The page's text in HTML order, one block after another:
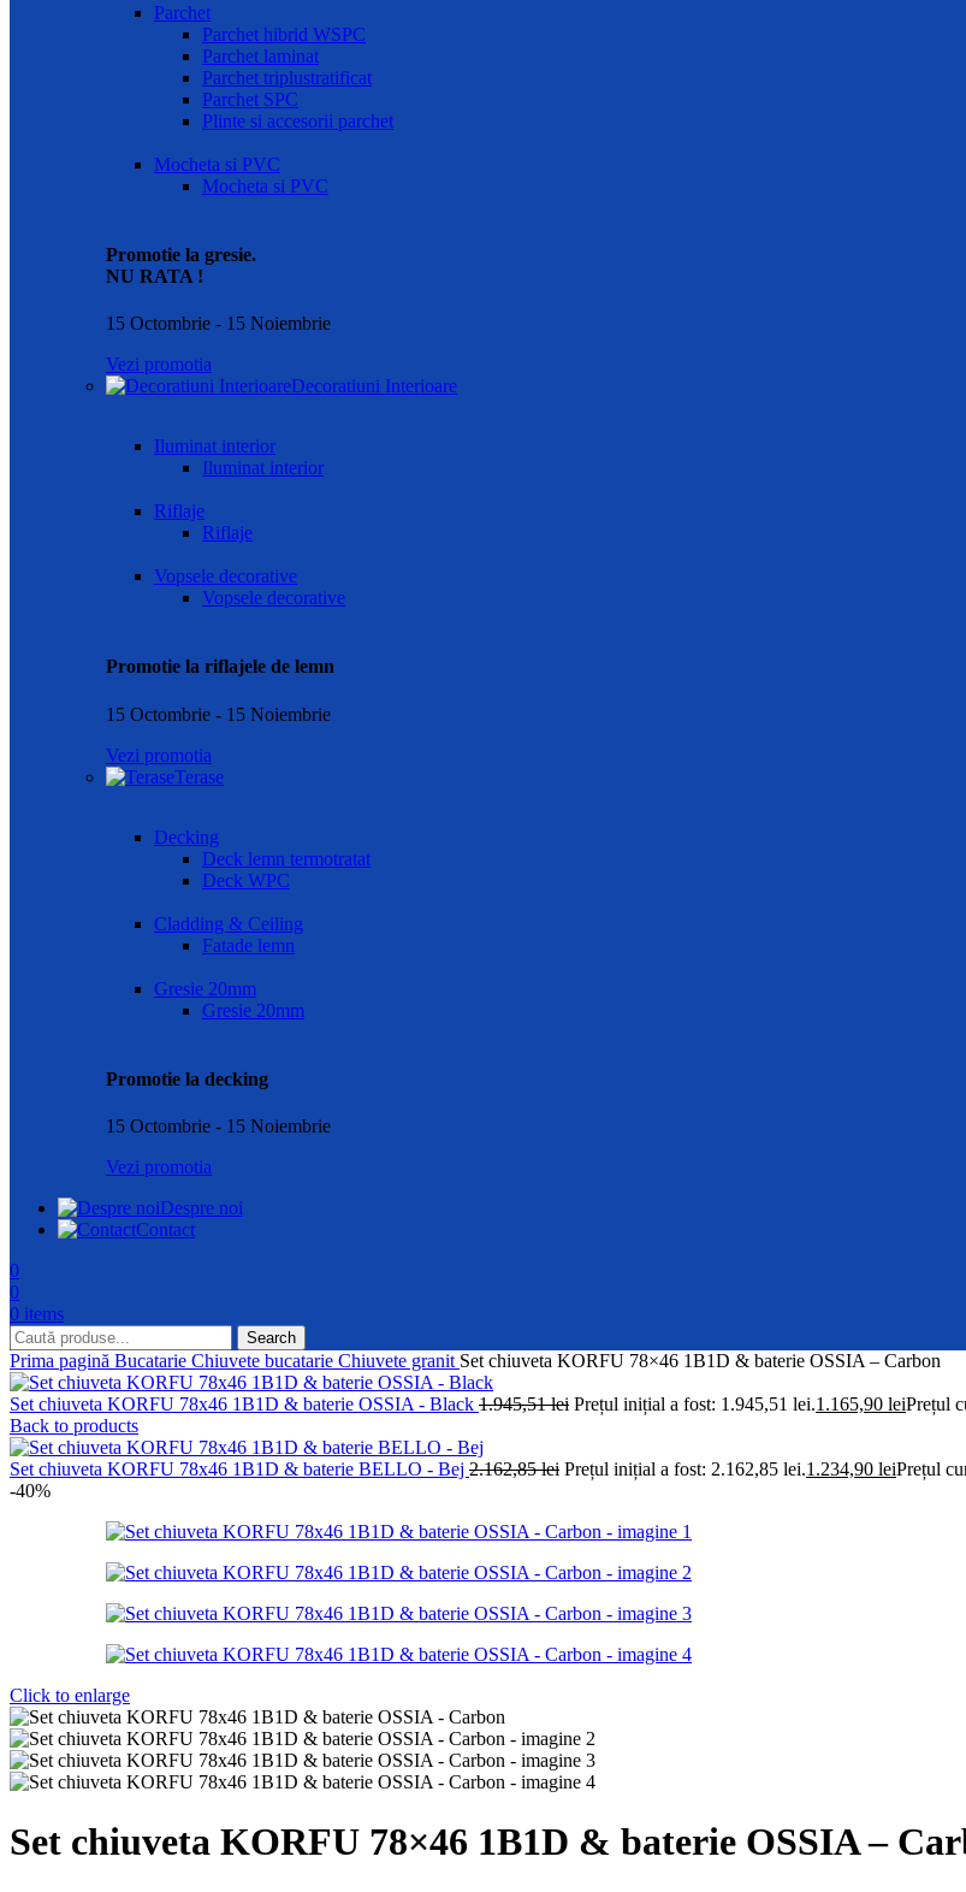
Parchet
Parchet hibrid WSPC
Parchet laminat
Parchet triplustratificat
Parchet SPC
Plinte si accesorii parchet
Mocheta si PVC
Mocheta si PVC
Promotie la gresie.
NU RATA !
15 Octombrie - 15 Noiembrie
Vezi promotia
Decoratiuni Interioare
Iluminat interior
Iluminat interior
Riflaje
Riflaje
Vopsele decorative
Vopsele decorative
Promotie la riflajele de lemn
15 Octombrie - 15 Noiembrie
Vezi promotia
Terase
Decking
Deck lemn termotratat
Deck WPC
Cladding & Ceiling
Fatade lemn
Gresie 20mm
Gresie 20mm
Promotie la decking
15 Octombrie - 15 Noiembrie
Vezi promotia
Despre noi
Contact
0
0
0 items
Search
Prima pagină Bucatarie Chiuvete bucatarie Chiuvete granit Set chiuveta KORFU 78×46 1B1D & baterie OSSIA – Carbon
Set chiuveta KORFU 78x46 1B1D & baterie OSSIA - Black 1.945,51lei Prețul inițial a fost: 1.945,51 lei.1.165,90 leiPrețul
Back to products
Set chiuveta KORFU 78x46 1B1D & baterie BELLO - Bej 2.162,85lei Prețul inițial a fost: 2.162,85 lei.1.234,90 leiPrețul
-40%
Click to enlarge
Set chiuveta KORFU 78×46 1B1D & baterie OSSIA –